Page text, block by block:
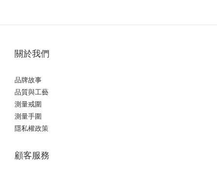
關於我們
品牌故事
品質與工藝
測量戒圍
測量手圍
隱私權政策
顧客服務